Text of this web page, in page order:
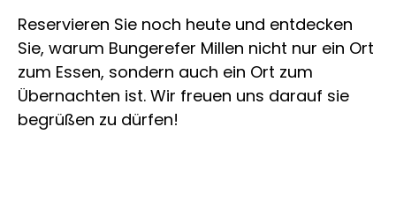
Reservieren Sie noch heute und entdecken
Sie, warum Bungerefer Millen nicht nur ein Ort
zum Essen, sondern auch ein Ort zum
Übernachten ist. Wir freuen uns darauf sie
begrüßen zu dürfen!